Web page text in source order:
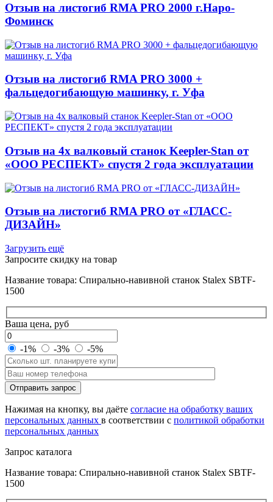
Отзыв на листогиб RMA PRO 2000 г.Наро-
Фоминск
Отзыв на листогиб RMA PRO 3000 +
фальцедогибающую машинку, г. Уфа
Отзыв на 4х валковый станок Keepler-Stan от
«ООО РЕСПЕКТ» спустя 2 года эксплуатации
Отзыв на листогиб RMA PRO от «ГЛАСС-
ДИЗАЙН»
Загрузить ещё
Запросите скидку на товар
Название товара: Спирально-навивной cтанок Stalex SBTF-
1500
Ваша цена, руб
-1% -3% -5%
Оставьте
это
поле
пустым.
Отправить запрос
Нажимая на кнопку, вы даёте согласие на обработку ваших
персональных данных в соответствии с политикой обработки
персональных данных
Запрос каталога
Название товара: Спирально-навивной cтанок Stalex SBTF-
1500